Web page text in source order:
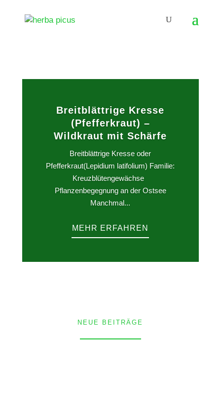
Breitblättrige Kresse
(Pfefferkraut) –
Wildkraut mit Schärfe
Breitblättrige Kresse oder
Pfefferkraut(Lepidium latifolium) Familie:
Kreuzblütengewächse
Pflanzenbegegnung an der Ostsee
Manchmal...
MEHR ERFAHREN
NEUE BEITRÄGE